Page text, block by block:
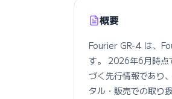
概要
Fourier GR-4 は、
す。 2026年6月時点
づく先行情報であり
タル・販売での取り